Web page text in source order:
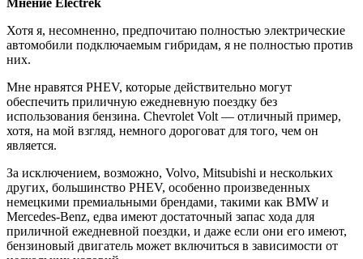
Мнение Electrek
Хотя я, несомненно, предпочитаю полностью электрические
автомобили подключаемым гибридам, я не полностью против
них.
Мне нравятся PHEV, которые действительно могут
обеспечить приличную ежедневную поездку без
использования бензина. Chevrolet Volt — отличный пример,
хотя, на мой взгляд, немного дороговат для того, чем он
является.
За исключением, возможно, Volvo, Mitsubishi и нескольких
других, большинство PHEV, особенно произведенных
немецкими премиальными брендами, такими как BMW и
Mercedes-Benz, едва имеют достаточный запас хода для
приличной ежедневной поездки, и даже если они его имеют,
бензиновый двигатель может включиться в зависимости от